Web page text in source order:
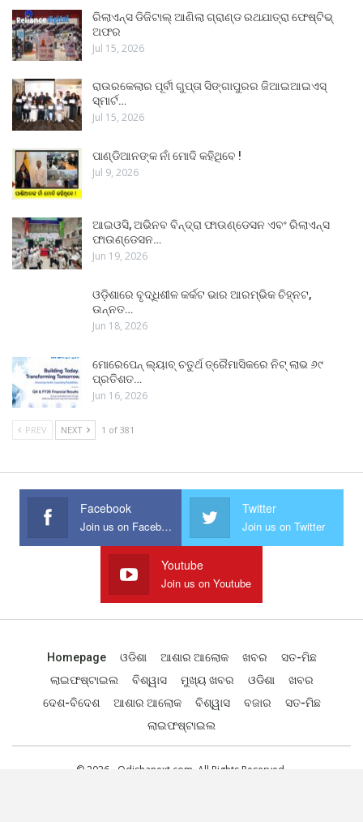
ରିଲାଏନ୍ସ ଡିଜିଟାଲ୍ ଆଣିଲା ଗ୍ରାଣ୍ଡ ରଥଯାତ୍ରା ଫେଷ୍ଟିଭ୍
ଅଫର
Jul 15, 2026
ରାଉରକେଲାର ପୂର୍ବୀ ଗୁପ୍ତା ସିଙ୍ଗାପୁରର ଜିଆଇଆଇଏସ୍
ସ୍ମାର୍ଟ…
Jul 15, 2026
ପାଣ୍ଡିଆନଙ୍କ ନାଁ ମୋଦି କହିଥିବେ !
Jul 9, 2026
ଆଇଓସି, ଅଭିନବ ବିନ୍ଦ୍ରା ଫାଉଣ୍ଡେସନ ଏବଂ ରିଲାଏନ୍ସ
ଫାଉଣ୍ଡେସନ…
Jun 19, 2026
ଓଡ଼ିଶାରେ ବୃଦ୍ଧିଶୀଳ କର୍କଟ ଭାର ଆରମ୍ଭିକ ଚିହ୍ନଟ,
ଉନ୍ନତ…
Jun 18, 2026
ମୋରେପେନ୍ ଲ୍ୟାବ୍ ଚତୁର୍ଥ ତ୍ରୈମାସିକରେ ନିଟ୍ ଲାଭ ୬୯
ପ୍ରତିଶତ…
Jun 16, 2026
PREV NEXT 1 of 381
Facebook
Join us on Facebook
Twitter
Join us on Twitter
Youtube
Join us on Youtube
Homepage ଓଡିଶା ଆଶାର ଆଲୋକ ଖବର
ସତ-ମିଛ
ଲାଇଫଷ୍ଟାଇଲ
ବିଶ୍ୱାସ ମୁଖ୍ୟ ଖବର ଓଡିଶା
ଖବର
ଦେଶ-ବିଦେଶ
ଆଶାର ଆଲୋକ ବିଶ୍ୱାସ ବଜାର
ସତ-ମିଛ
ଲାଇଫଷ୍ଟାଇଲ
© 2026 - Odishanext.com. All Rights Reserved.